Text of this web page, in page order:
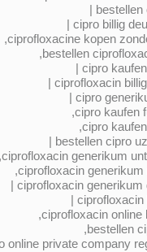
bestellen
cipro billig
ciprofloxacine kopen
bestellen
cipro kaufen
ciprofloxacin billig
cipro
cipro kaufen
cipro
bestellen cipro
ciprofloxacin generikum
ciprofloxacin generikum
ciprofloxacin generikum
ciprofloxacin
ciprofloxacin online
bestellen
online private company